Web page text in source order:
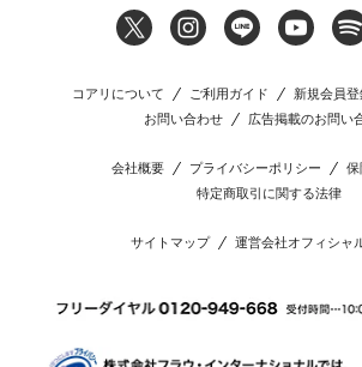
コアリについて ご利用ガイド 新規会員登
お問い合わせ
広告掲載のお問い
会社概要 プライバシーポリシー
保
特定商取引に関する法律
サイトマップ 運営会社オフィシャ